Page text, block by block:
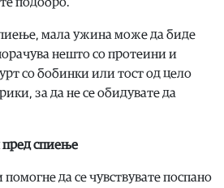
мала ужина може да биде
нешто со протеини и
со бобинки или тост од цело
за да не се обидувате да
пред спиење
да се чувствувате поспано